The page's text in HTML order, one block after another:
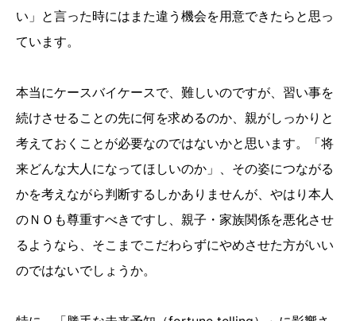
い」と言った時にはまた違う機会を用意できたらと思っ
ています。
本当にケースバイケースで、難しいのですが、習い事を
続けさせることの先に何を求めるのか、親がしっかりと
考えておくことが必要なのではないかと思います。「将
来どんな大人になってほしいのか」、その姿につながる
かを考えながら判断するしかありませんが、やはり本人
のＮＯも尊重すべきですし、親子・家族関係を悪化させ
るようなら、そこまでこだわらずにやめさせた方がいい
のではないでしょうか。